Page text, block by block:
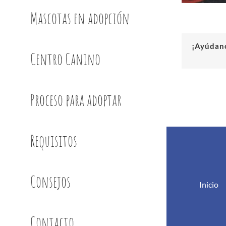
Mascotas en adopción
Centro Canino
Proceso para adoptar
Requisitos
Consejos
Inicio